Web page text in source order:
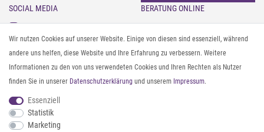
SOCIAL MEDIA
Instagram
Facebook
Pinterest
Twitter
Youtube
Threads
BERATUNG ONLINE
Gürtel messen & kürzen
Sonnenbrillen & UV-Schutz
Textilpflege
Textil- und Material-Guide
Geldbörse richtig organisieren
ZAHLUNG & VERSAND
Wir nutzen Cookies auf unserer Website. Einige von diesen sind essenziell, während
andere uns helfen, diese Website und Ihre Erfahrung zu verbessern. Weitere
Informationen zu den von uns verwendeten Cookies und Ihren Rechten als Nutzer
finden Sie in unserer Daten­schutz­erklärung und unserem Impressum.
Essenziell
Statistik
Marketing